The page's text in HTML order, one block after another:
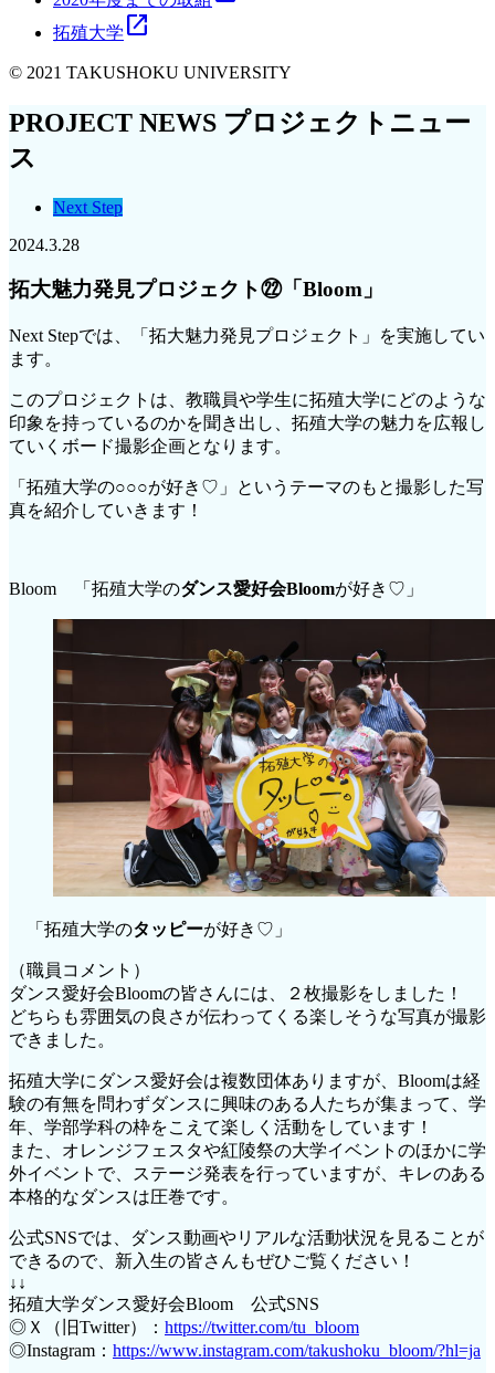
拓殖大学 open_in_new
© 2021 TAKUSHOKU UNIVERSITY
PROJECT NEWS プロジェクトニュー
ス
Next Step
2024.3.28
拓大魅力発見プロジェクト㉒「Bloom」
Next Stepでは、「拓大魅力発見プロジェクト」を実施してい
ます。
このプロジェクトは、教職員や学生に拓殖大学にどのような
印象を持っているのかを聞き出し、拓殖大学の魅力を広報し
ていくボード撮影企画となります。
「拓殖大学の○○○が好き♡」というテーマのもと撮影した写
真を紹介していきます！
Bloom 「拓殖大学のダンス愛好会Bloomが好き♡」
「拓殖大学のタッピーが好き♡」
（職員コメント）
ダンス愛好会Bloomの皆さんには、２枚撮影をしました！
どちらも雰囲気の良さが伝わってくる楽しそうな写真が撮影
できました。
拓殖大学にダンス愛好会は複数団体ありますが、Bloomは経
験の有無を問わずダンスに興味のある人たちが集まって、学
年、学部学科の枠をこえて楽しく活動をしています！
また、オレンジフェスタや紅陵祭の大学イベントのほかに学
外イベントで、ステージ発表を行っていますが、キレのある
本格的なダンスは圧巻です。
公式SNSでは、ダンス動画やリアルな活動状況を見ることが
できるので、新入生の皆さんもぜひご覧ください！
↓↓
拓殖大学ダンス愛好会Bloom 公式SNS
◎Ｘ（旧Twitter）： https://twitter.com/tu_bloom
◎Instagram： https://www.instagram.com/takushoku_bloom/?hl=ja